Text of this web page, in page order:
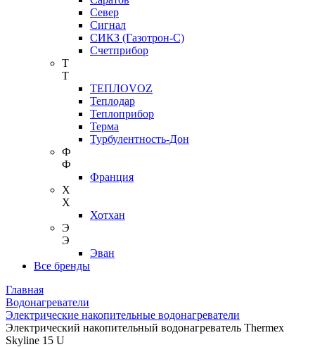
Север
Сигнал
СИКЗ (Газотрон-С)
Счетприбор
Т
Т
ТЕПЛОVOZ
Теплодар
Теплоприбор
Терма
Турбулентность-Дон
Ф
Ф
Франция
Х
Х
Хотхан
Э
Э
Эван
Все бренды
Главная
Водонагреватели
Электрические накопительные водонагреватели
Электрический накопительный водонагреватель Thermex
Skyline 15 U